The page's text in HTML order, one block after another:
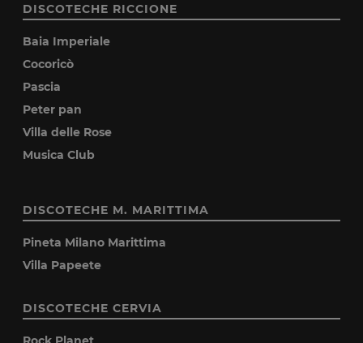
DISCOTECHE RICCIONE
Baia Imperiale
Cocoricò
Pascia
Peter pan
Villa delle Rose
Musica Club
DISCOTECHE M. MARITTIMA
Pineta Milano Marittima
Villa Papeete
DISCOTECHE CERVIA